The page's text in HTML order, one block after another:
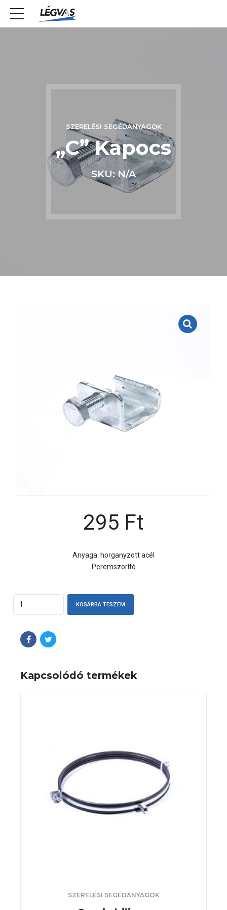
SZERELÉSI SEGÉDANYAGOK
„C” Kapocs
SKU: N/A
295 Ft
Anyaga: horganyzott acél
Peremszorító
KOSÁRBA TESZEM
Kapcsolódó termékek
SZERELÉSI SEGÉDANYAGOK